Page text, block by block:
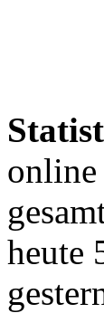
online
heute